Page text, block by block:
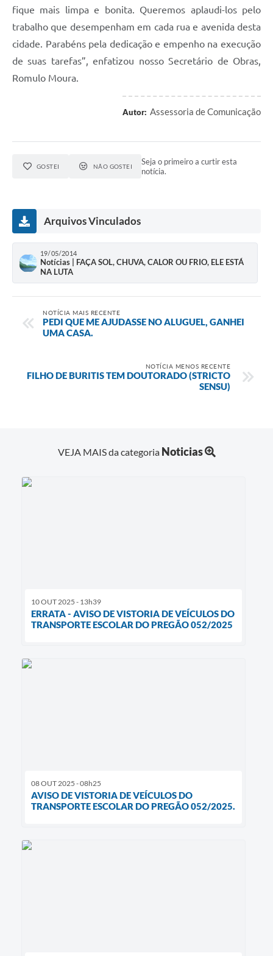
fique mais limpa e bonita. Queremos aplaudi-los pelo
trabalho que desempenham em cada rua e avenida desta
cidade. Parabéns pela dedicação e empenho na execução
de suas tarefas”, enfatizou nosso Secretário de Obras,
Romulo Moura.
Autor: Assessoria de Comunicação
GOSTEI NÃO GOSTEI
Seja o primeiro a curtir esta
notícia.
Arquivos Vinculados
19/05/2014
Notícias | FAÇA SOL, CHUVA, CALOR OU FRIO, ELE ESTÁ
NA LUTA
NOTÍCIA MAIS RECENTE
PEDI QUE ME AJUDASSE NO ALUGUEL, GANHEI
UMA CASA.
NOTÍCIA MENOS RECENTE
FILHO DE BURITIS TEM DOUTORADO (STRICTO
SENSU)
VEJA MAIS da categoria Noticias
10 OUT 2025 - 13h39
ERRATA - AVISO DE VISTORIA DE VEÍCULOS DO
TRANSPORTE ESCOLAR DO PREGÃO 052/2025
08 OUT 2025 - 08h25
AVISO DE VISTORIA DE VEÍCULOS DO
TRANSPORTE ESCOLAR DO PREGÃO 052/2025.